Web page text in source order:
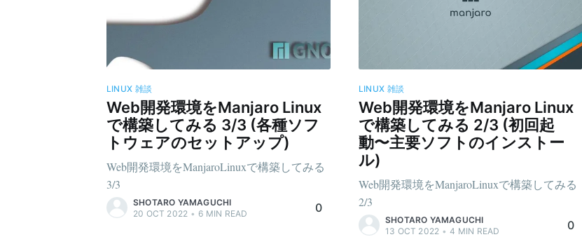
LINUX 雑談
Web開発環境をManjaro Linux
で構築してみる 3/3 (各種ソフ
トウェアのセットアップ)
Web開発環境をManjaroLinuxで構築してみる
3/3
SHOTARO YAMAGUCHI
20 OCT 2022 • 6 MIN READ 0
LINUX 雑談
Web開発環境をManjaro Linux
で構築してみる 2/3 (初回起
動〜主要ソフトのインストー
ル)
Web開発環境をManjaroLinuxで構築してみる
2/3
SHOTARO YAMAGUCHI
13 OCT 2022 • 4 MIN READ 0